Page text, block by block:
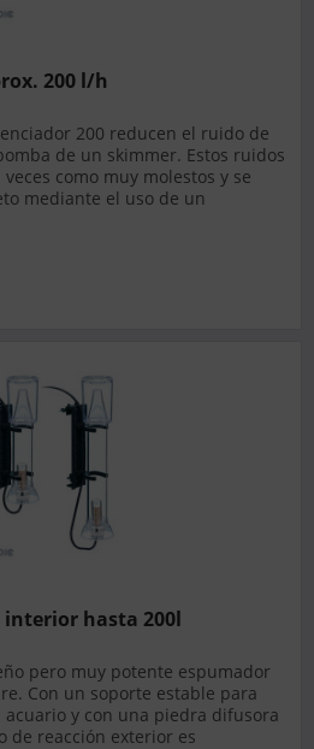
200 l/h
200 reducen el ruido de
de un skimmer. Estos ruidos
como muy molestos y se
mediante el uso de un
hasta 200l
pero muy potente espumador
Con un soporte estable para
y con una piedra difusora
de reacción exterior es